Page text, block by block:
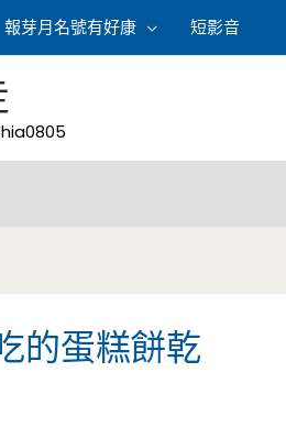
報芽月名號有好康 短影音
的蛋糕餅乾